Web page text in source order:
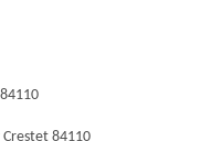
84110